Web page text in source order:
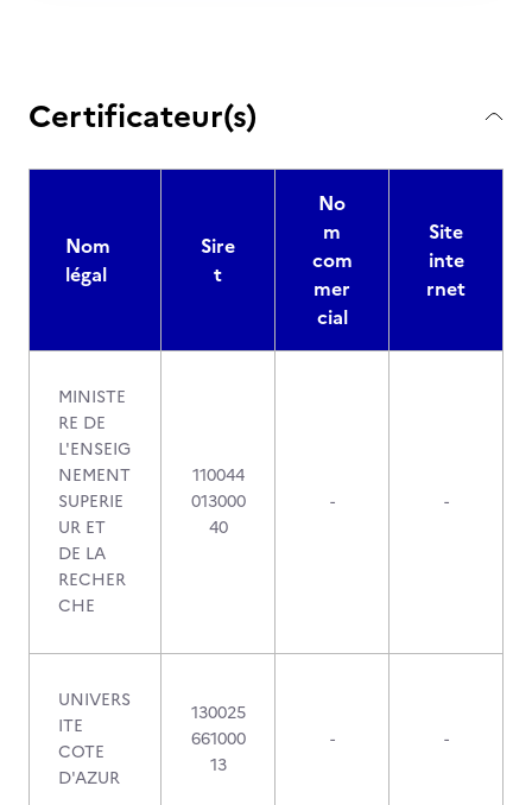
Certificateur(s)
Nom
légal
Sire
t
No
m
com
mer
cial
Site
inte
rnet
MINISTE
RE DE
L'ENSEIG
NEMENT
SUPERIE
UR ET
DE LA
RECHER
CHE
110044
013000
40
- -
UNIVERS
ITE
COTE
D'AZUR
130025
661000
13
- -